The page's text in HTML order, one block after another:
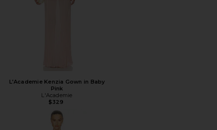
L'Academie Kenzia Gown in Baby
Pink
L'Academie
$329